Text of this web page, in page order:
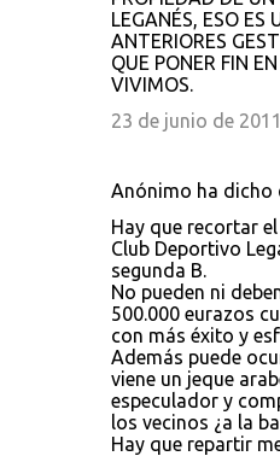
LEGANÉS, ESO ES
ANTERIORES
QUE PONER FIN
VIVIMOS.
23 de junio de
Anónimo ha
Hay que recortar
Club Deportivo
segunda B.
No pueden ni
500.000 eurazos
con más éxito y
Además puede
viene un jeque
especulador y
los vecinos ¿a la
Hay que repartir